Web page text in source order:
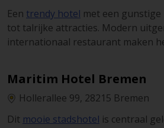
Een trendy hotel met een
tot talrijke attracties. Modern
internationaal restaurant maken
Maritim Hotel Bremen
Hollerallee 99, 28215 Bremen
Dit mooie stadshotel is centraal